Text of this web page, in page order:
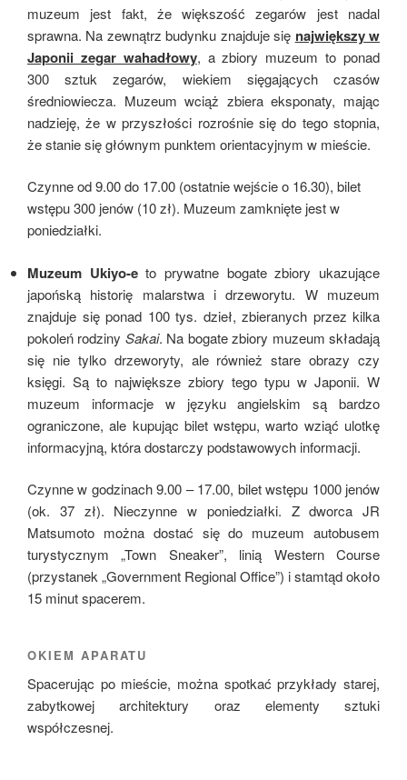
muzeum jest fakt, że większość zegarów jest nadal
sprawna. Na zewnątrz budynku znajduje się największy w
Japonii zegar wahadłowy, a zbiory muzeum to ponad
300 sztuk zegarów, wiekiem sięgających czasów
średniowiecza. Muzeum wciąż zbiera eksponaty, mając
nadzieję, że w przyszłości rozrośnie się do tego stopnia,
że stanie się głównym punktem orientacyjnym w mieście.
Czynne od 9.00 do 17.00 (ostatnie wejście o 16.30), bilet
wstępu 300 jenów (10 zł). Muzeum zamknięte jest w
poniedziałki.
Muzeum Ukiyo-eto prywatne bogate zbiory ukazujące
japońską historię malarstwa i drzeworytu. W muzeum
znajduje się ponad 100 tys. dzieł, zbieranych przez kilka
pokoleń rodziny Sakai. Na bogate zbiory muzeum składają
się nie tylko drzeworyty, ale również stare obrazy czy
księgi. Są to największe zbiory tego typu w Japonii. W
muzeum informacje w języku angielskim są bardzo
ograniczone, ale kupując bilet wstępu, warto wziąć ulotkę
informacyjną, która dostarczy podstawowych informacji.
Czynne w godzinach 9.00 – 17.00, bilet wstępu 1000 jenów
(ok. 37 zł). Nieczynne w poniedziałki. Z dworca JR
Matsumoto można dostać się do muzeum autobusem
turystycznym „Town Sneaker”, linią Western Course
(przystanek „Government Regional Office”) i stamtąd około
15 minut spacerem.
OKIEM APARATU
Spacerując po mieście, można spotkać przykłady starej,
zabytkowej architektury oraz elementy sztuki
współczesnej.